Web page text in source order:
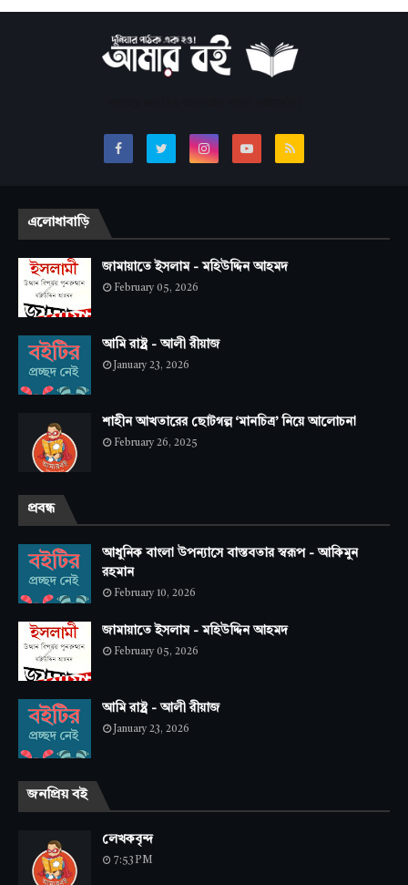
এলোধাবাড়ি
জামায়াতে ইসলাম - মহিউদ্দিন আহমদ
February 05, 2026
আমি রাষ্ট্র - আলী রীয়াজ
January 23, 2026
শাহীন আখতারের ছোটগল্প ‘মানচিত্র’ নিয়ে আলোচনা
February 26, 2025
প্রবন্ধ
আধুনিক বাংলা উপন্যাসে বাস্তবতার স্বরূপ - আকিমুন
রহমান
February 10, 2026
জামায়াতে ইসলাম - মহিউদ্দিন আহমদ
February 05, 2026
আমি রাষ্ট্র - আলী রীয়াজ
January 23, 2026
জনপ্রিয় বই
লেখকবৃন্দ
7:53 PM